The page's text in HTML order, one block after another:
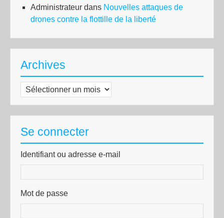
Administrateur dans Nouvelles attaques de
drones contre la flottille de la liberté
Archives
Archives
Se connecter
Identifiant ou adresse e-mail
Mot de passe